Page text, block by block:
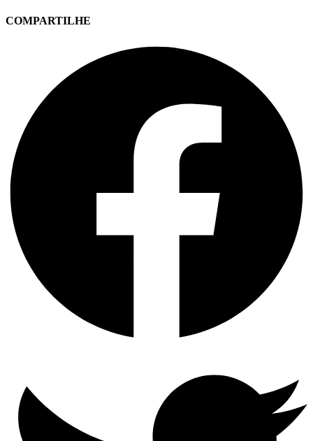
COMPARTILHE